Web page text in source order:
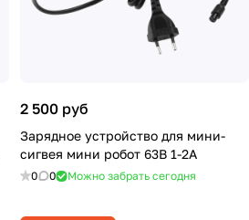
2 500 руб
Зарядное устройство для мини-
сигвея мини робот 63В 1-2А
0 0 Можно забрать сегодня